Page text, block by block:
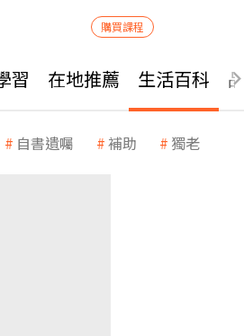
購買課程
習 在地推薦 生活百科
自書遺囑 補助 獨老